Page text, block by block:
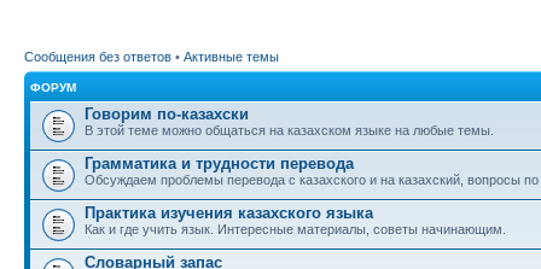
Сообщения без ответов • Активные темы
ФОРУМ
Говорим по-казахски
В этой теме можно общаться на казахском языке на любые темы.
Грамматика и трудности перевода
Обсуждаем проблемы перевода с казахского и на казахский, вопросы
Практика изучения казахского языка
Как и где учить язык. Интересные материалы, советы начинающим.
Словарный запас